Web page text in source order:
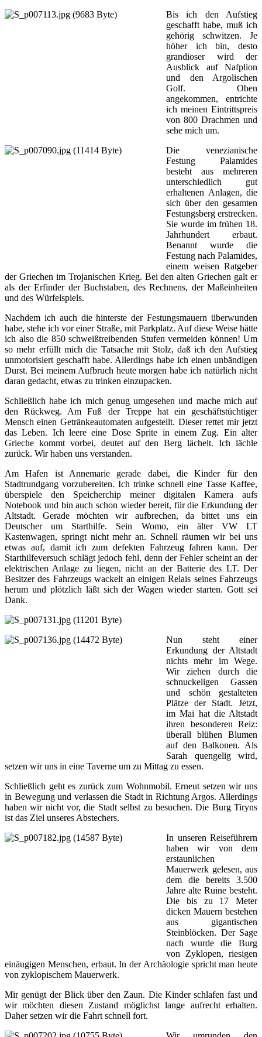
Bis ich den Aufstieg
geschafft habe, muß ich
gehörig schwitzen. Je
höher ich bin, desto
grandioser wird der
Ausblick auf Nafplion
und den Argolischen
Golf. Oben
angekommen, entrichte
ich meinen Eintrittspreis
von 800 Drachmen und
sehe mich um.
Die venezianische
Festung Palamides
besteht aus mehreren
unterschiedlich gut
erhaltenen Anlagen, die
sich über den gesamten
Festungsberg erstrecken.
Sie wurde im frühen 18.
Jahrhundert erbaut.
Benannt wurde die
Festung nach Palamides,
einem weisen Ratgeber
der Griechen im Trojanischen Krieg. Bei den alten Griechen galt er
als der Erfinder der Buchstaben, des Rechnens, der Maßeinheiten
und des Würfelspiels.
Nachdem ich auch die hinterste der Festungsmauern überwunden
habe, stehe ich vor einer Straße, mit Parkplatz. Auf diese Weise hätte
ich also die 850 schweißtreibenden Stufen vermeiden können! Um
so mehr erfüllt mich die Tatsache mit Stolz, daß ich den Aufstieg
unmotorisiert geschafft habe. Allerdings habe ich einen unbändigen
Durst. Bei meinem Aufbruch heute morgen habe ich natürlich nicht
daran gedacht, etwas zu trinken einzupacken.
Schließlich habe ich mich genug umgesehen und mache mich auf
den Rückweg. Am Fuß der Treppe hat ein geschäftstüchtiger
Mensch einen Getränkeautomaten aufgestellt. Dieser rettet mir jetzt
das Leben. Ich leere eine Dose Sprite in einem Zug. Ein alter
Grieche kommt vorbei, deutet auf den Berg lächelt. Ich lächle
zurück. Wir haben uns verstanden.
Am Hafen ist Annemarie gerade dabei, die Kinder für den
Stadtrundgang vorzubereiten. Ich trinke schnell eine Tasse Kaffee,
überspiele den Speicherchip meiner digitalen Kamera aufs
Notebook und bin auch schon wieder bereit, für die Erkundung der
Altstadt. Gerade möchten wir aufbrechen, da bittet uns ein
Deutscher um Starthilfe. Sein Womo, ein älter VW LT
Kastenwagen, springt nicht mehr an. Schnell räumen wir bei uns
etwas auf, damit ich zum defekten Fahrzeug fahren kann. Der
Starthilfeversuch schlägt jedoch fehl, denn der Fehler scheint an der
elektrischen Anlage zu liegen, nicht an der Batterie des LT. Der
Besitzer des Fahrzeugs wackelt an einigen Relais seines Fahrzeugs
herum und plötzlich läßt sich der Wagen wieder starten. Gott sei
Dank.
Nun steht einer
Erkundung der Altstadt
nichts mehr im Wege.
Wir ziehen durch die
schnuckeligen Gassen
und schön gestalteten
Plätze der Stadt. Jetzt,
im Mai hat die Altstadt
ihren besonderen Reiz:
überall blühen Blumen
auf den Balkonen. Als
Sarah quengelig wird,
setzen wir uns in eine Taverne um zu Mittag zu essen.
Schließlich geht es zurück zum Wohnmobil. Erneut setzen wir uns
in Bewegung und verlassen die Stadt in Richtung Argos. Allerdings
haben wir nicht vor, die Stadt selbst zu besuchen. Die Burg Tiryns
ist das Ziel unseres Abstechers.
In unseren Reiseführern
haben wir von dem
erstaunlichen
Mauerwerk gelesen, aus
dem die bereits 3.500
Jahre alte Ruine besteht.
Die bis zu 17 Meter
dicken Mauern bestehen
aus gigantischen
Steinblöcken. Der Sage
nach wurde die Burg
von Zyklopen, riesigen
einäugigen Menschen, erbaut. In der Archäologie spricht man heute
von zyklopischem Mauerwerk.
Mir genügt der Blick über den Zaun. Die Kinder schlafen fast und
wir möchten diesen Zustand möglichst lange aufrecht erhalten.
Daher setzen wir die Fahrt schnell fort.